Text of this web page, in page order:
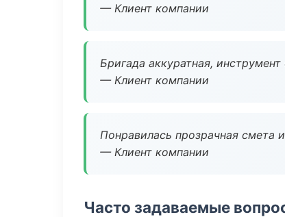
— Клиент компании
Бригада аккуратная,
— Клиент компании
Понравилась прозрачная смета
— Клиент компании
Часто задаваемые